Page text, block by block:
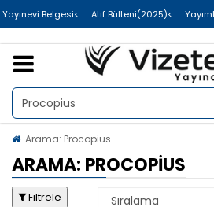
>Atıf Bülteni(2025)
>Uluslararası Yayınevi Belgesi
Arama: Procopius
ARAMA: PROCOPIUS
Filtrele